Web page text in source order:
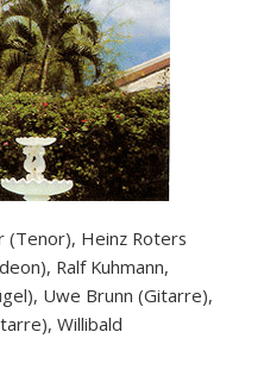
(Tenor), Heinz Roters
Ralf Kuhmann,
Uwe Brunn (Gitarre),
Willibald